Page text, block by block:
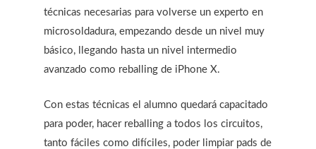
técnicas necesarias para volverse un experto en
microsoldadura, empezando desde un nivel muy
básico, llegando hasta un nivel intermedio
avanzado como reballing de iPhone X.
Con estas técnicas el alumno quedará capacitado
para poder, hacer reballing a todos los circuitos,
tanto fáciles como difíciles, poder limpiar pads de